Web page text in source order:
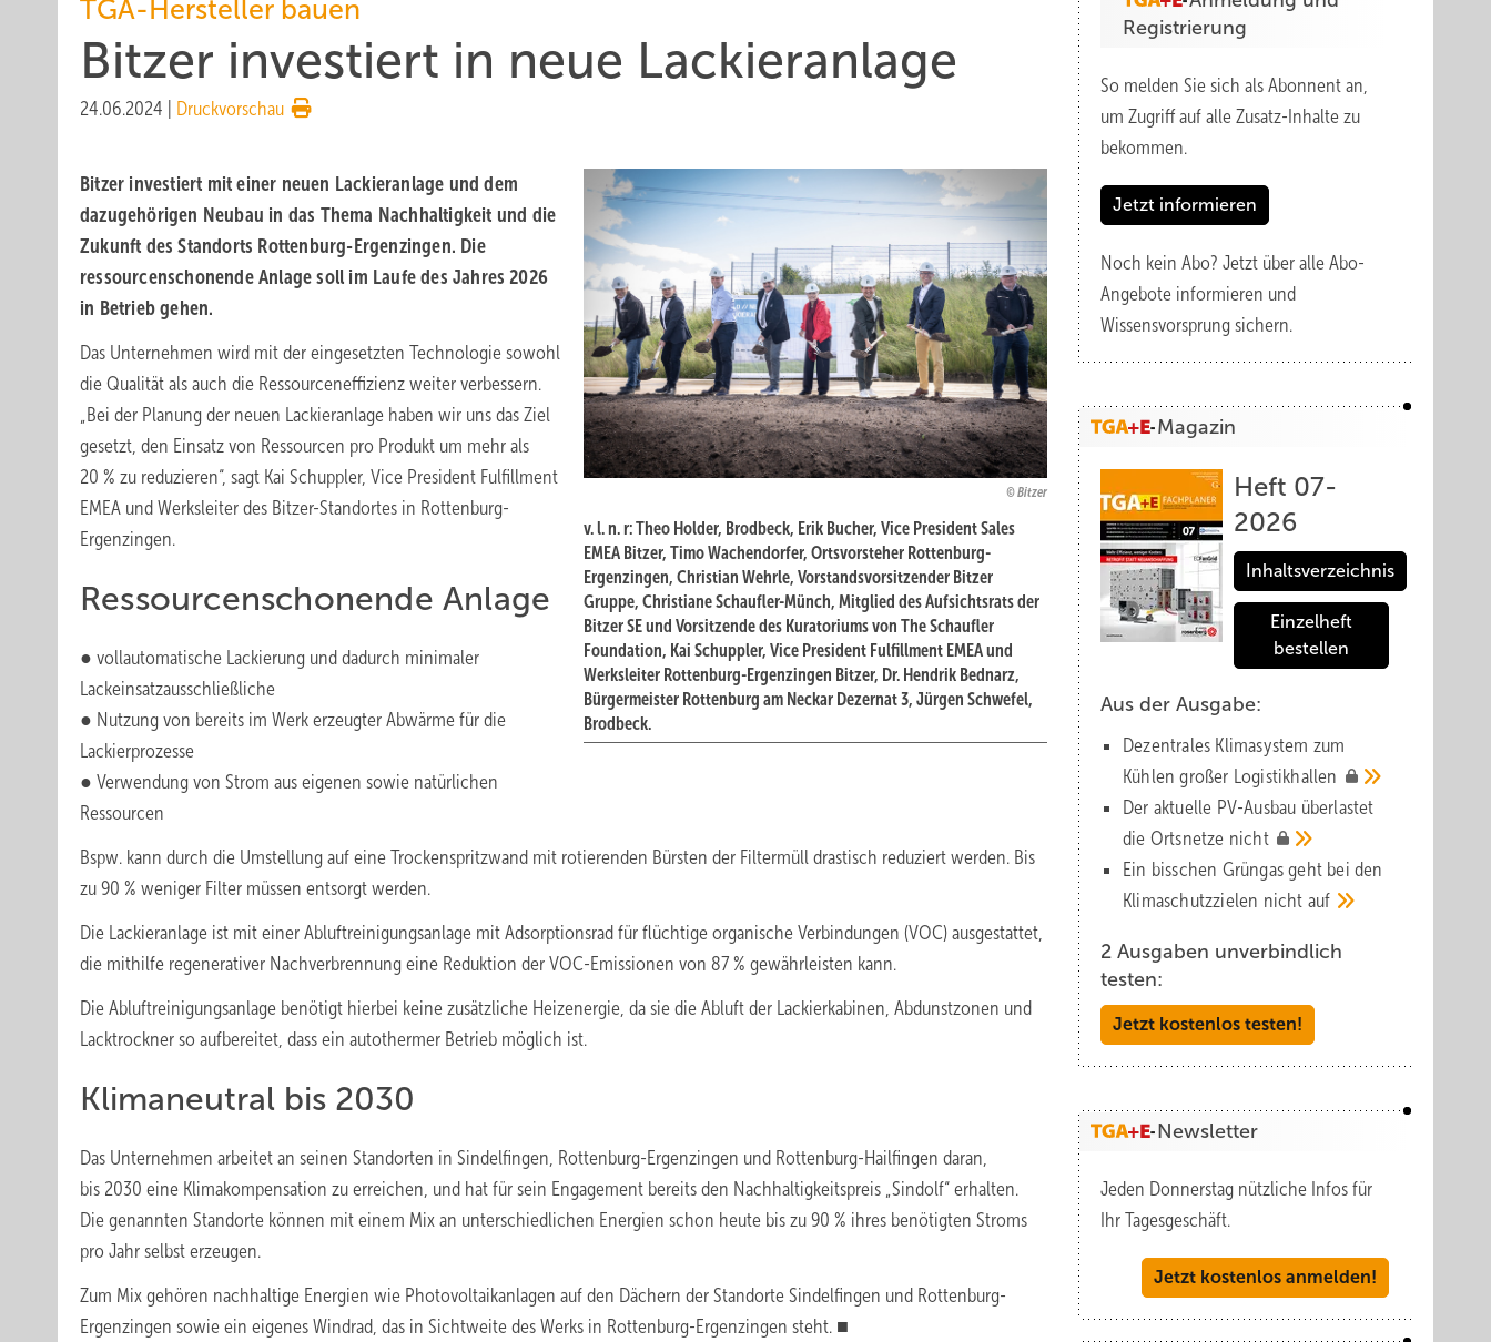
TGA-Hersteller bauen
Bitzer investiert in neue Lackier­an­lage
24.06.2024 Druckvorschau
Bitzer
v. l. n. r: Theo Holder, Brodbeck, Erik Bucher, Vice President Sales
EMEA Bitzer, Timo Wachendorfer, Ortsvorsteher Rottenburg-
Ergenzingen, Christian Wehrle, Vorstandsvorsitzender Bitzer
Gruppe, Christiane Schaufler-Münch, Mitglied des Aufsichtsrats der
Bitzer SE und Vorsitzende des Kuratoriums von The Schaufler
Foundation, Kai Schuppler, Vice President Fulfillment EMEA und
Werksleiter Rottenburg-Ergenzingen Bitzer, Dr. Hendrik Bednarz,
Bürgermeister Rottenburg am Neckar Dezernat 3, Jürgen Schwefel,
Brodbeck.
Bitzer investiert mit einer neuen Lackieranlage und dem
dazugehörigen Neubau in das Thema Nachhaltigkeit und die
Zukunft des Standorts Rottenburg-Ergenzingen. Die
ressourcenschonende Anlage soll im Laufe des Jahres 2026
in Betrieb gehen.
Das Unternehmen wird mit der eingesetzten Technologie sowohl
die Qualität als auch die Ressourceneffizienz weiter verbessern.
„Bei der Planung der neuen Lackieranlage haben wir uns das Ziel
gesetzt, den Einsatz von Ressourcen pro Produkt um mehr als
20 % zu reduzieren“, sagt Kai Schuppler, Vice President Fulfillment
EMEA und Werksleiter des Bitzer-Standortes in Rottenburg-
Ergenzingen.
Ressourcenschonende Anlage
● vollautomatische Lackierung und dadurch minimaler
Lackeinsatzausschließliche
● Nutzung von bereits im Werk erzeugter Abwärme für die
Lackierprozesse
● Verwendung von Strom aus eigenen sowie natürlichen
Ressourcen
Bspw. kann durch die Umstellung auf eine Trockenspritzwand mit rotierenden Bürsten der Filtermüll drastisch reduziert werden. Bis
zu 90 % weniger Filter müssen entsorgt werden.
Die Lackieranlage ist mit einer Abluftreinigungsanlage mit Adsorptionsrad für flüchtige organische Verbindungen (VOC) ausgestattet,
die mithilfe regenerativer Nachverbrennung eine Reduktion der VOC-Emissionen von 87 % gewährleisten kann.
Die Abluftreinigungsanlage benötigt hierbei keine zusätzliche Heizenergie, da sie die Abluft der Lackierkabinen, Abdunstzonen und
Lacktrockner so aufbereitet, dass ein autothermer Betrieb möglich ist.
Klimaneutral bis 2030
Das Unternehmen arbeitet an seinen Standorten in Sindelfingen, Rottenburg-Ergenzingen und Rottenburg-Hailfingen daran,
bis 2030 eine Klimakompensation zu erreichen, und hat für sein Engagement bereits den Nachhaltigkeitspreis „Sindolf“ erhalten.
Die genannten Standorte können mit einem Mix an unterschiedlichen Energien schon heute bis zu 90 % ihres benötigten Stroms
pro Jahr selbst erzeugen.
Zum Mix gehören nachhaltige Energien wie Photovoltaikanlagen auf den Dächern der Standorte Sindelfingen und Rottenburg-
Ergenzingen sowie ein eigenes Windrad, das in Sichtweite des Werks in Rottenburg-Ergenzingen steht. ■
Registrierung
So melden Sie sich als Abonnent an,
um Zugriff auf alle Zusatz-Inhalte zu
bekommen.
Jetzt informieren
Noch kein Abo? Jetzt über alle Abo-
Angebote informieren und
Wissensvorsprung sichern.
Magazin
Heft 07-
2026
Inhaltsverzeichnis
Einzelheft
bestellen
Aus der Ausgabe:
Dezentrales Klimasystem zum
Kühlen großer Logistik­hallen
Der aktuelle PV-Ausbau über­lastet
die Orts­netze nicht
Ein bisschen Grüngas geht bei den
Klima­schutz­zielen nicht auf
2 Ausgaben unverbindlich
testen:
Jetzt kostenlos testen!
Newsletter
Jeden Donnerstag nützliche Infos für
Ihr Tagesgeschäft.
Jetzt kostenlos anmelden!